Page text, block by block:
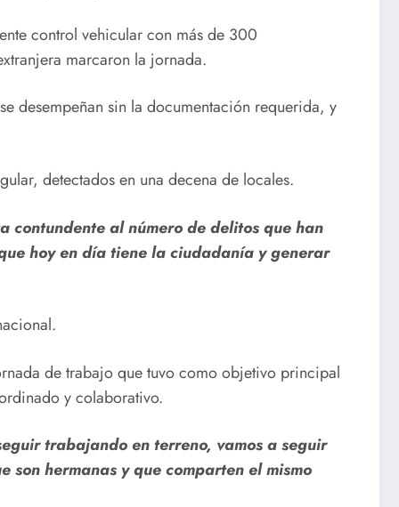
control vehicular con más de 300
marcaron la jornada.
desempeñan sin la documentación requerida, y
detectados en una decena de locales.
contundente al número de delitos que han
hoy en día tiene la ciudadanía y generar
de trabajo que tuvo como objetivo principal
y colaborativo.
trabajando en terreno, vamos a seguir
hermanas y que comparten el mismo